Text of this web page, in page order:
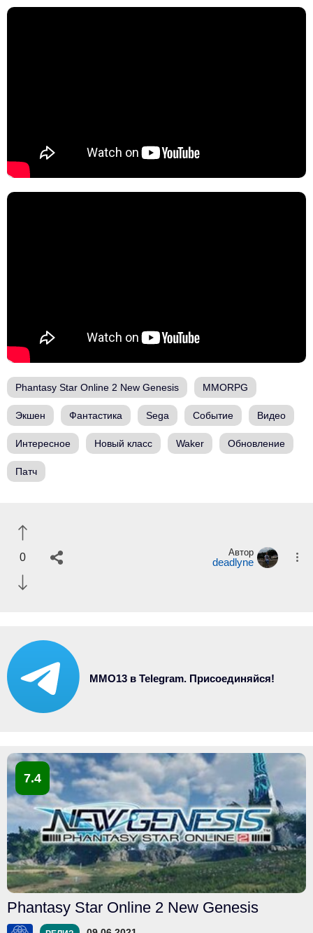
Phantasy Star Online 2 New Genesis MMORPG
Экшен Фантастика Sega Событие Видео
Интересное Новый класс Waker Обновление
Патч
0 Автор
deadlyne
MMO13 в Telegram. Присоединяйся!
7.4
Phantasy Star Online 2 New Genesis